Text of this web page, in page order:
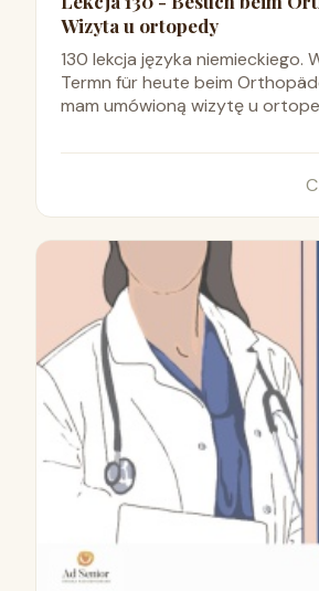
Wizyta u ortopedy
130 lekcja języka niemieckiego.
Termn für heute beim
mam umówioną wizytę u